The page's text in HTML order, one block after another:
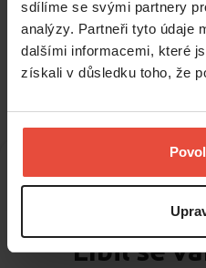
sdílíme se svými partnery
analýzy. Partneři tyto údaje
dalšími informacemi, které
získali v důsledku toho, že
okna vám vydrží déle, budou lépe
po celý rok.
Líbil se